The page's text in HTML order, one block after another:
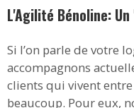
L'Agilité Bénoline:
Si l’on parle de votre
accompagnons
clients qui vivent
beaucoup. Pour eux,